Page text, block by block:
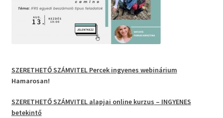
SZERETHETŐ SZÁMVITEL Percek ingyenes webinárium
Hamarosan!
SZERETHETŐ SZÁMVITEL alapjai online kurzus – INGYENES
betekintő